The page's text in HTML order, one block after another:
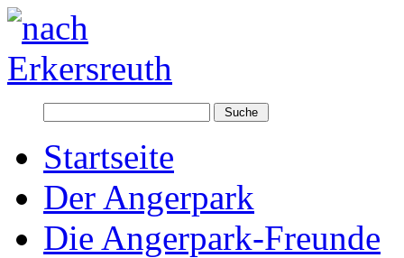
Startseite
Der Angerpark
Die Angerpark-Freunde